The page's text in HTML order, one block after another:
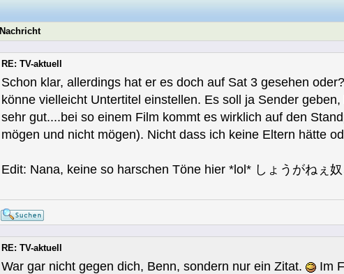
Nachricht
RE: TV-aktuell
Schon klar, allerdings hat er es doch auf Sat 3 gesehen
könne vielleicht Untertitel einstellen. Es soll ja Sender
sehr gut....bei so einem Film kommt es wirklich auf den
mögen und nicht mögen). Nicht dass ich keine Eltern hätte
Edit: Nana, keine so harschen Töne hier *lol* しょうがね
RE: TV-aktuell
War gar nicht gegen dich, Benn, sondern nur ein Zitat.
Im